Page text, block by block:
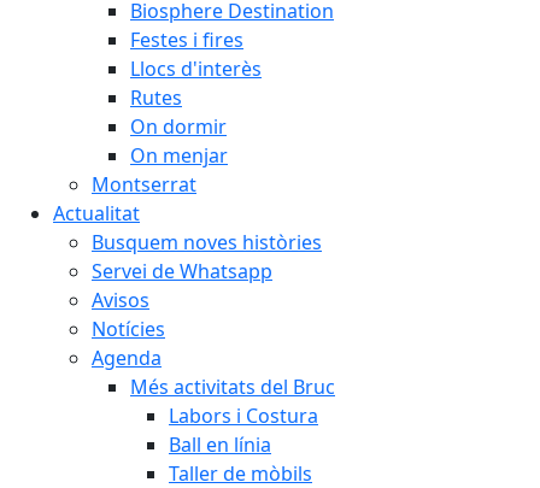
Biosphere Destination
Festes i fires
Llocs d'interès
Rutes
On dormir
On menjar
Montserrat
Actualitat
Busquem noves històries
Servei de Whatsapp
Avisos
Notícies
Agenda
Més activitats del Bruc
Labors i Costura
Ball en línia
Taller de mòbils